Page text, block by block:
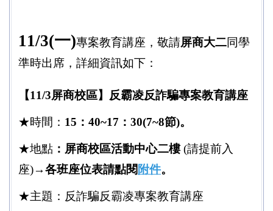
學雜費減免專區
就學貸款專區
智慧財產權專區
反霸凌反詐騙宣導相關訊息
不利處境學生助學及緊急紓困助學金
安定就學資訊網
學生團體保險
11/3(一)專案教育講座，敬請屏商大二同學
準時出席，詳細資訊如下：
【11/3屏商校區】反霸凌反詐騙專案教育講座
★時間： 15：40~17：30(7~8節)。
★地點 ：屏商校區活動中心二樓(請提前入
座)→各班座位表請點閱 附件。
★主題：反詐騙反霸凌專案教育講座